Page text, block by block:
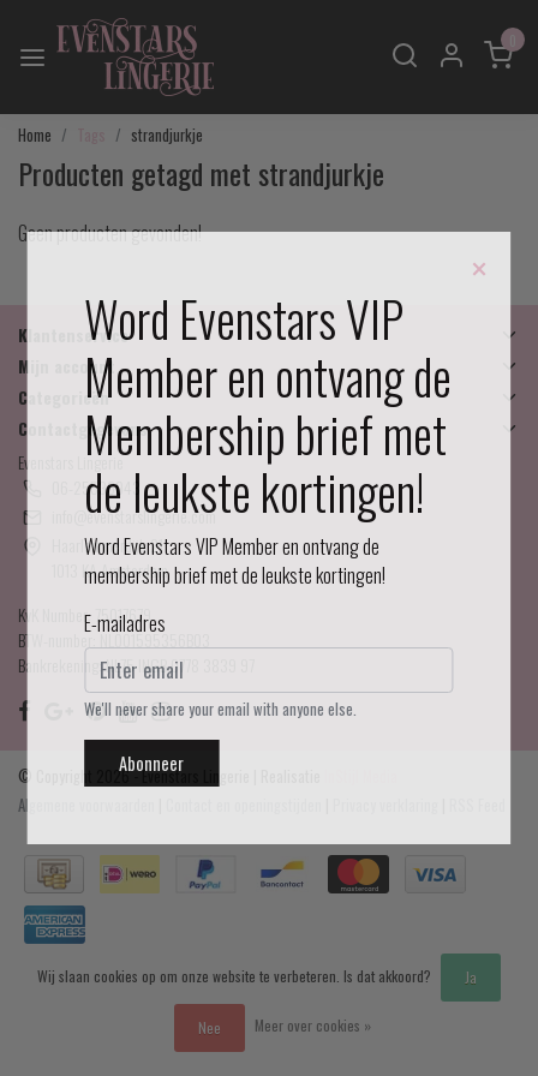
Home strandjurkje
Producten getagd met strandjurkje
Geen producten gevonden!
Klantenservice
Mijn account
Categorieën
Contactgegevens
Evenstars Lingerie
06-25536043
info@evenstarslingerie.com
Haarlemmerdijk 21
1013 KA Amsterdam
KvK Number: 75017679
BTW-number: NL001595356B03
Bankrekening: NL75 INGB 0778 3839 97
© Copyright 2026 - Evenstars Lingerie | Realisatie
Algemene voorwaarden
×
Word Evenstars VIP
Member en ontvang de
Membership brief met
de leukste kortingen!
Word Evenstars VIP Member en ontvang de
membership brief met de leukste kortingen!
E-mailadres
We'll never share your email with anyone else.
Abonneer
Wij slaan cookies op om onze website te verbeteren. Is dat akkoord? Ja
Nee Meer over cookies »